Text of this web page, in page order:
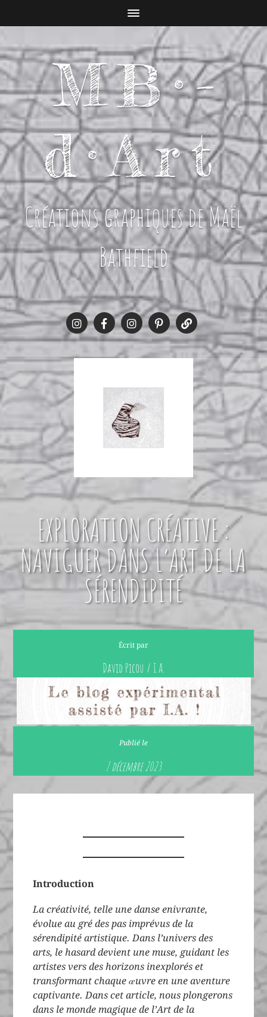
MB­­­­­­­­­­­­·­­
d·Art
Créations graphiques de Maël
Bathfield
EXPLORATION CRÉATIVE :
NAVIGUER DANS L’ART DE LA
SÉRENDIPITÉ
Écrit par
David Picou / I.A.
Publié le
7 décembre 2023
Introduction
La créativité, telle une danse enivrante,
évolue au gré des pas imprévus de la
sérendipité artistique. Dans l’univers des
arts, le hasard devient une muse, guidant les
artistes vers des horizons inexplorés et
transformant chaque œuvre en une aventure
captivante. Dans cet article, nous plongerons
dans le monde magique de l’Art de la